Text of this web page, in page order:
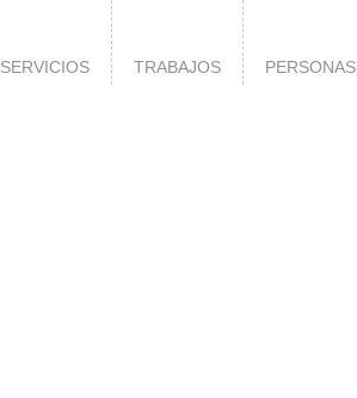
SERVICIOS TRABAJOS PERSONAS